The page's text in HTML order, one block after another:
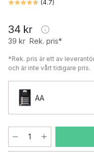
(4.7)
34 kr
39 kr Rek. pris*
*Rek. pris är ett av
och är inte vårt tidigare pris.
AA